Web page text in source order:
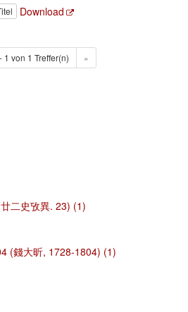
Download
1 von 1 Treffer(n) »
二史攷異. 23) (1)
(錢大昕, 1728-1804) (1)